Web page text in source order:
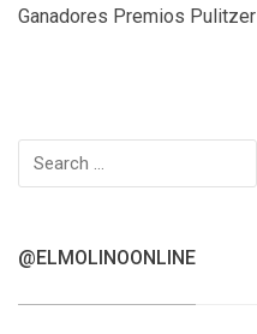
Ganadores Premios Pulitzer
Search
for:
@ELMOLINOONLINE